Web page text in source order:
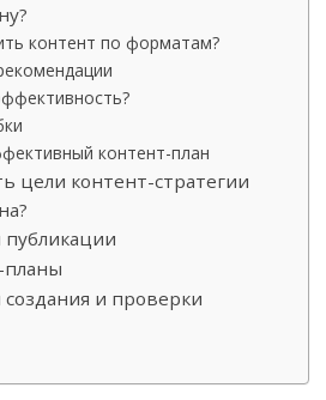
контент по форматам?
контент-план
цели контент-стратегии
планы
и проверки